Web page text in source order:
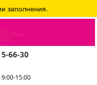
66-30
15:00
заполнения.